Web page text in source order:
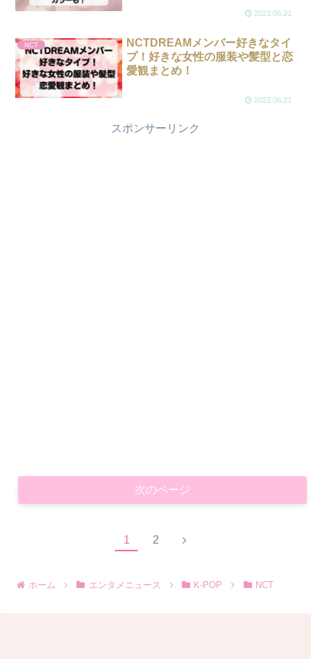
2023.06.21
NCT
NCTDREAMメンバー好きなタイ
プ！好きな女性の服装や髪型と恋
愛観まとめ！
2023.06.21
スポンサーリンク
次のページ
1 2
ホーム エンタメニュース K-POP NCT